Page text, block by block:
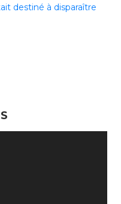
destiné à disparaître